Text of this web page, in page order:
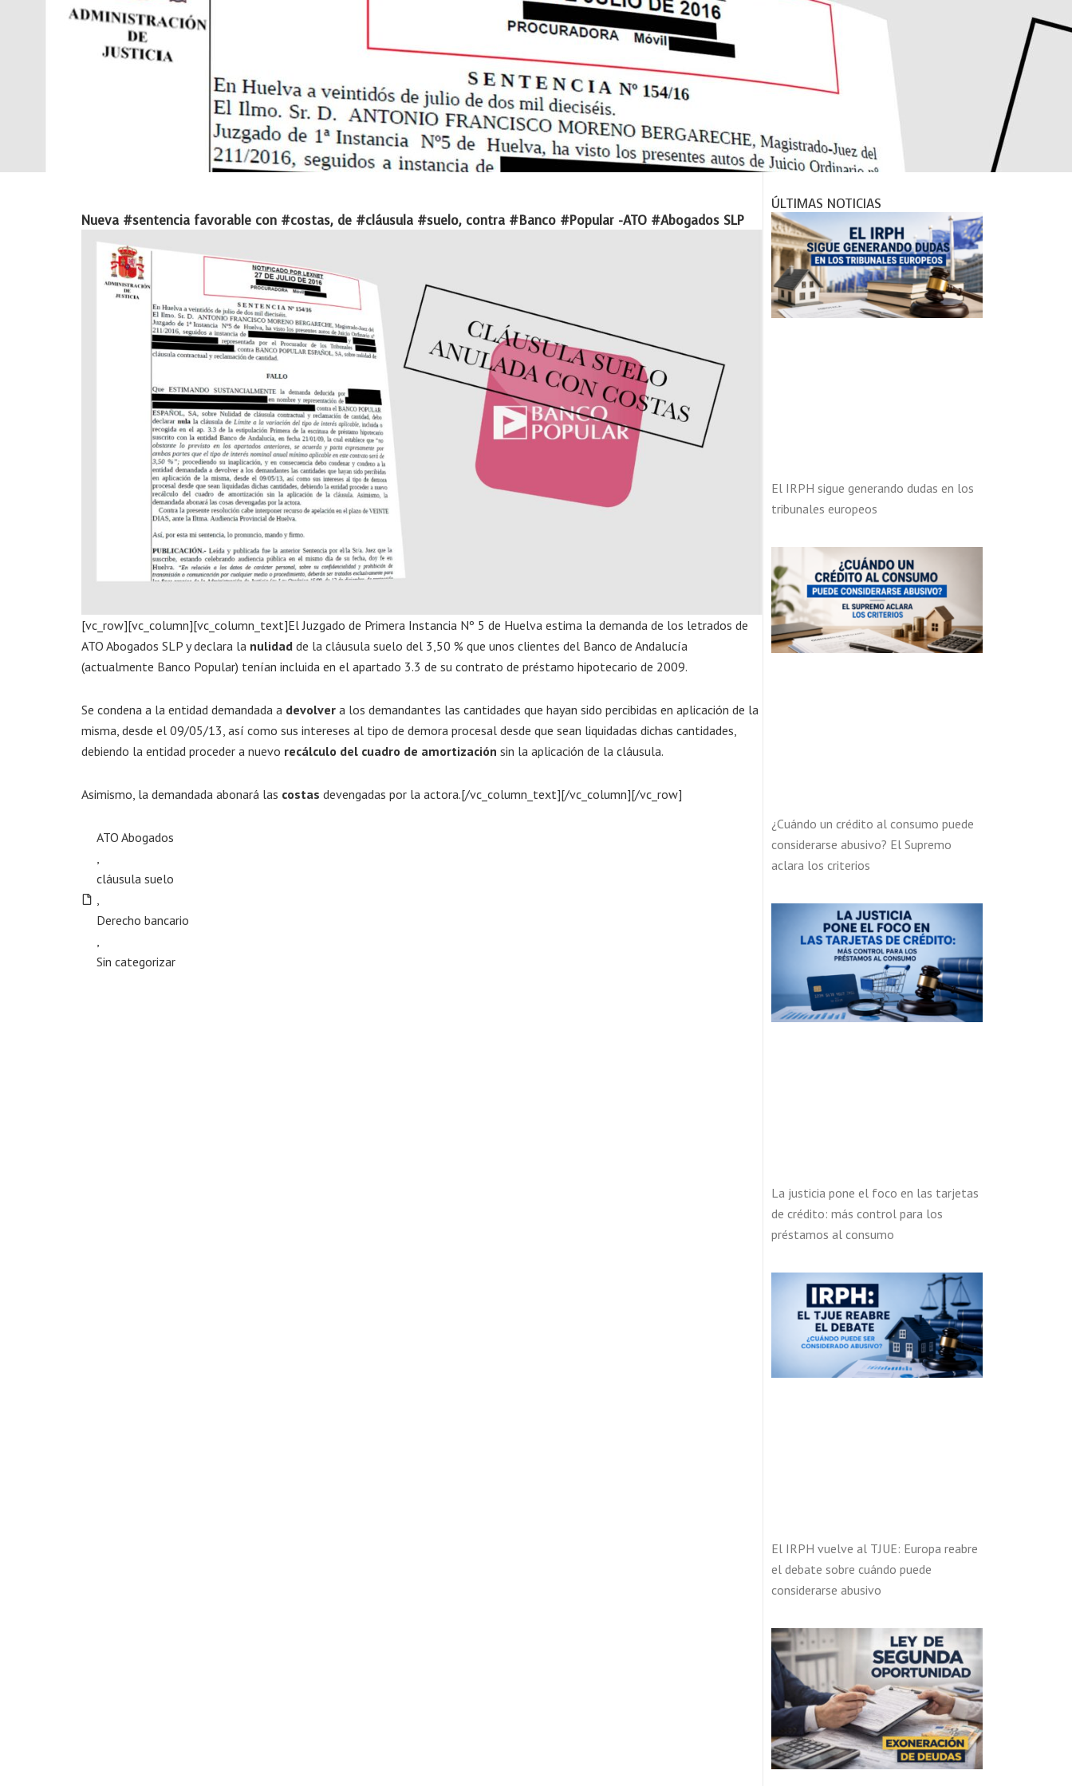
Nueva #sentencia favorable con #costas, de #cláusula #suelo, contra #Banco #Popular -ATO #Abogados SLP
[vc_row][vc_column][vc_column_text]El Juzgado de Primera Instancia Nº 5 de Huelva estima la demanda de los letrados de
ATO Abogados SLP y declara la nulidad de la cláusula suelo del 3,50 % que unos clientes del Banco de Andalucía
(actualmente Banco Popular) tenían incluida en el apartado 3.3 de su contrato de préstamo hipotecario de 2009.
Se condena a la entidad demandada a devolver a los demandantes las cantidades que hayan sido percibidas en aplicación de la
misma, desde el 09/05/13, así como sus intereses al tipo de demora procesal desde que sean liquidadas dichas cantidades,
debiendo la entidad proceder a nuevo recálculo del cuadro de amortización sin la aplicación de la cláusula.
Asimismo, la demandada abonará las costas devengadas por la actora.[/vc_column_text][/vc_column][/vc_row]
ATO Abogados
cláusula suelo
Derecho bancario
Sin categorizar
ÚLTIMAS NOTICIAS
El IRPH sigue generando dudas en los
tribunales europeos
¿Cuándo un crédito al consumo puede
considerarse abusivo? El Supremo
aclara los criterios
La justicia pone el foco en las tarjetas
de crédito: más control para los
préstamos al consumo
El IRPH vuelve al TJUE: Europa reabre
el debate sobre cuándo puede
considerarse abusivo